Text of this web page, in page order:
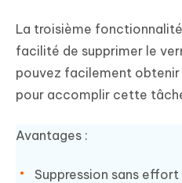
La troisième
facilité de supprimer le
pouvez facilement
pour accomplir cette
Avantages :
Suppression sans effort